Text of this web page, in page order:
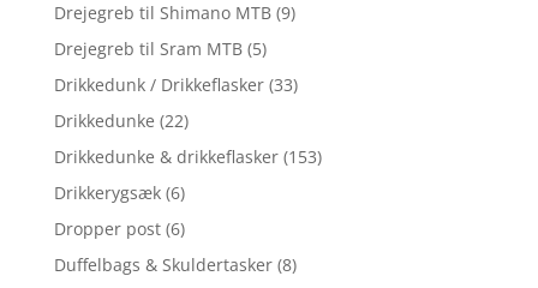
Drejegreb til Shimano MTB (9)
Drejegreb til Sram MTB (5)
Drikkedunk / Drikkeflasker (33)
Drikkedunke (22)
Drikkedunke & drikkeflasker (153)
Drikkerygsæk (6)
Dropper post (6)
Duffelbags & Skuldertasker (8)